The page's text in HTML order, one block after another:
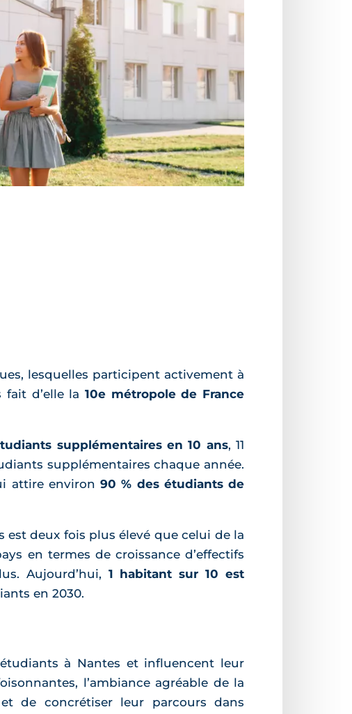
lesquelles participent activement à
fait d’elle la10e métropole de France
supplémentaires en 10 ans, 11
supplémentaires chaque année.
attire environ90 % des étudiants de
est deux fois plus élevé que celui de la
en termes de croissance d’effectifs
Aujourd’hui, 1 habitant sur 10 est
en 2030.
à Nantes et influencent leur
l’ambiance agréable de la
de concrétiser leur parcours dans